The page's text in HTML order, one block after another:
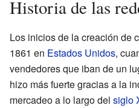
Historia de las
Los inicios de la creación de
1861 en Estados Unidos,
vendedores que iban de un
hizo más fuerte gracias a la
mercadeo a lo largo del siglo